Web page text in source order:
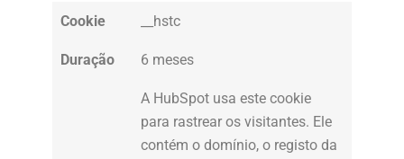
Cookie __hstc
Duração 6 meses
A HubSpot usa este cookie
para rastrear os visitantes. Ele
contém o domínio, o registo da